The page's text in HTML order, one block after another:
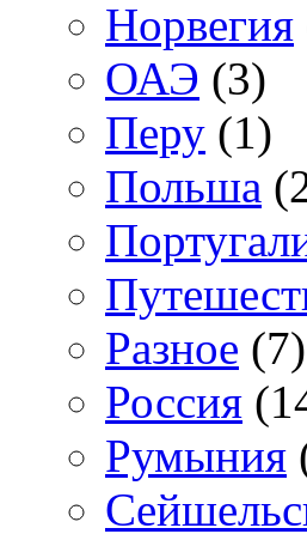
Норвегия
ОАЭ (3)
Перу (1)
Польша
Разное (7)
Россия
Румыния